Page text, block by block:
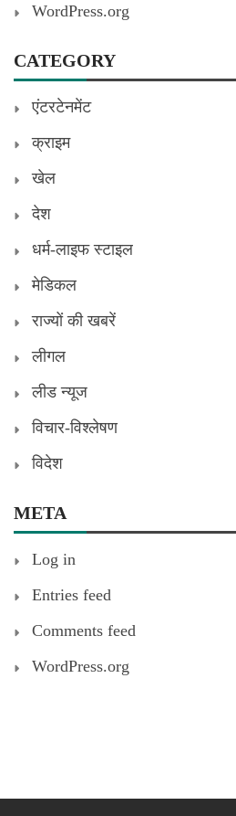
WordPress.org
CATEGORY
एंटरटेनमेंट
क्राइम
खेल
देश
धर्म-लाइफ स्टाइल
मेडिकल
राज्यों की खबरें
लीगल
लीड न्यूज
विचार-विश्लेषण
विदेश
META
Log in
Entries feed
Comments feed
WordPress.org